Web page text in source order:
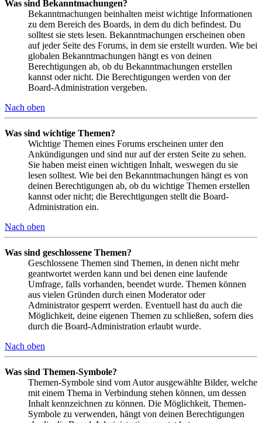
Was sind Bekanntmachungen?
Bekanntmachungen beinhalten meist wichtige Informationen
zu dem Bereich des Boards, in dem du dich befindest. Du
solltest sie stets lesen. Bekanntmachungen erscheinen oben
auf jeder Seite des Forums, in dem sie erstellt wurden. Wie bei
globalen Bekanntmachungen hängt es von deinen
Berechtigungen ab, ob du Bekanntmachungen erstellen
kannst oder nicht. Die Berechtigungen werden von der
Board-Administration vergeben.
Nach oben
Was sind wichtige Themen?
Wichtige Themen eines Forums erscheinen unter den
Ankündigungen und sind nur auf der ersten Seite zu sehen.
Sie haben meist einen wichtigen Inhalt, weswegen du sie
lesen solltest. Wie bei den Bekanntmachungen hängt es von
deinen Berechtigungen ab, ob du wichtige Themen erstellen
kannst oder nicht; die Berechtigungen stellt die Board-
Administration ein.
Nach oben
Was sind geschlossene Themen?
Geschlossene Themen sind Themen, in denen nicht mehr
geantwortet werden kann und bei denen eine laufende
Umfrage, falls vorhanden, beendet wurde. Themen können
aus vielen Gründen durch einen Moderator oder
Administrator gesperrt werden. Eventuell hast du auch die
Möglichkeit, deine eigenen Themen zu schließen, sofern dies
durch die Board-Administration erlaubt wurde.
Nach oben
Was sind Themen-Symbole?
Themen-Symbole sind vom Autor ausgewählte Bilder, welche
mit einem Thema in Verbindung stehen können, um dessen
Inhalt kennzeichnen zu können. Die Möglichkeit, Themen-
Symbole zu verwenden, hängt von deinen Berechtigungen